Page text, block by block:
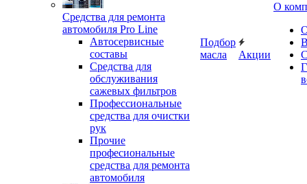
Средства для ремонта
автомобиля Pro Line
Автосервисные
составы
Средства для
обслуживания
сажевых фильтров
Профессиональные
средства для очистки
рук
Прочие
професиональные
средства для ремонта
автомобиля
Подбор
масла
Акции
О